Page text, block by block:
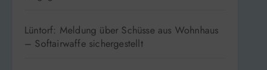
Lüntorf: Meldung über Schüsse aus Wohnhaus
– Softairwaffe sichergestellt